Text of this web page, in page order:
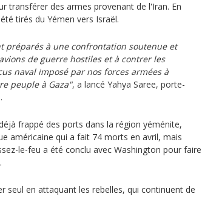
transférer des armes provenant de l'Iran. En
tirés du Yémen vers Israël.
préparés à une confrontation soutenue et
de guerre hostiles et à contrer les
naval imposé par nos forces armées à
peuple à Gaza", a lancé Yahya Saree, porte-
frappé des ports dans la région yéménite,
américaine qui a fait 74 morts en avril, mais
le-feu a été conclu avec Washington pour faire
seul en attaquant les rebelles, qui continuent de